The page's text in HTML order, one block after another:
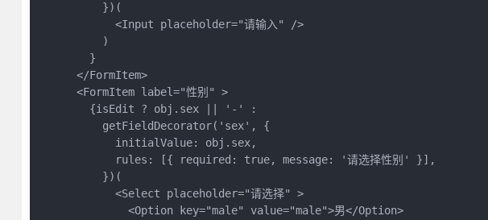
          })(
            <Input placeholder="请输入" />
          )
        }
      </FormItem>
      <FormItem label="性别" >
        {isEdit ? obj.sex || '-' :
          getFieldDecorator('sex', {
            initialValue: obj.sex,
            rules: [{ required: true, message: '请选择性别' }],
          })(
            <Select placeholder="请选择" >
              <Option key="male" value="male">男</Option>